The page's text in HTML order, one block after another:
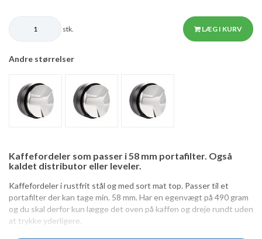
stk. LÆG I KURV
Andre størrelser
Kaffefordeler som passer i 58 mm portafilter. Også
kaldet distributor eller leveler.
Kaffefordeler i rustfrit stål og med sort mat top. Passer til et
portafilter der kan tage min. 58 mm. Har en egenvægt på 490 gram
og du skal derfor kun lægge det oven på kaffen og dreje rundt uden
at trykke yderligere.